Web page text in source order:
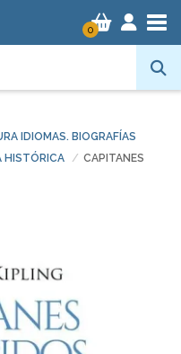
0
IDIOMAS. BIOGRAFÍAS
HISTÓRICA
CAPITANES